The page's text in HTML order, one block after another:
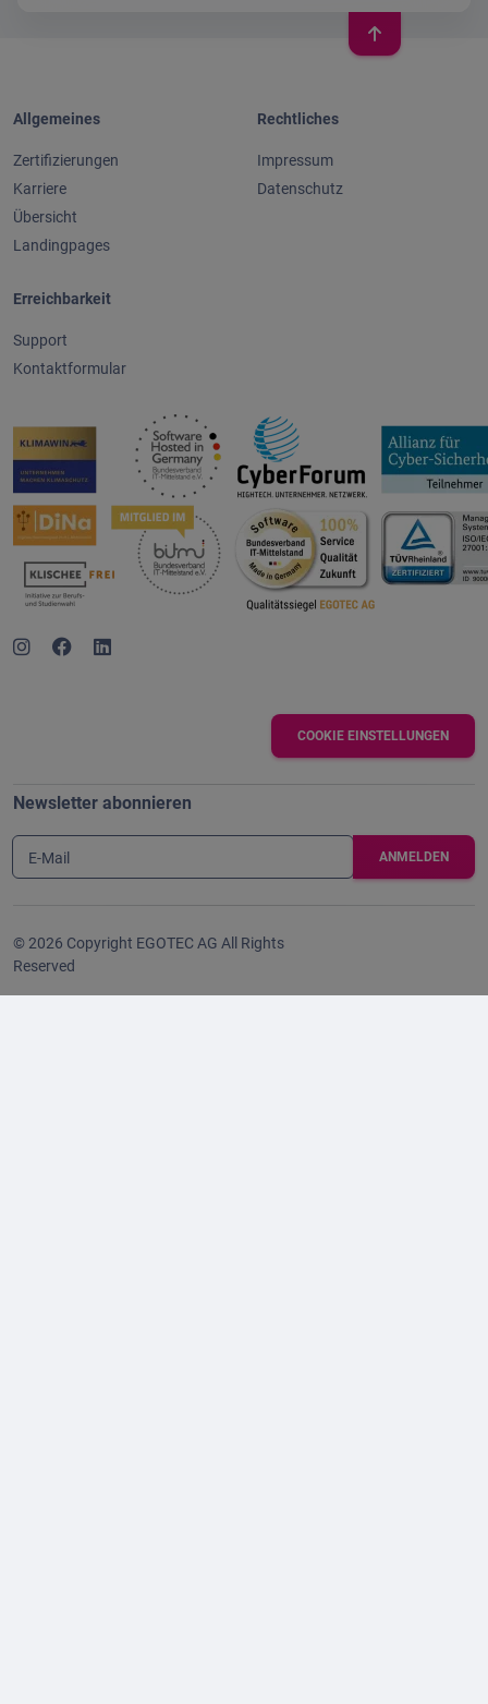
Allgemeines
Zertifizierungen
Karriere
Übersicht
Landingpages
Rechtliches
Impressum
Datenschutz
Erreichbarkeit
Support
Kontaktformular
COOKIE EINSTELLUNGEN
Newsletter abonnieren
E-Mail
© 2026 Copyright EGOTEC AG All Rights
Reserved